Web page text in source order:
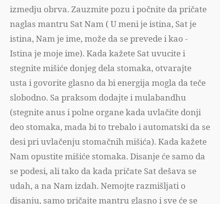
izmedju obrva. Zauzmite pozu i počnite da pričate
naglas mantru Sat Nam ( U meni je istina, Sat je
istina, Nam je ime, može da se prevede i kao -
Istina je moje ime). Kada kažete Sat uvucite i
stegnite mišiće donjeg dela stomaka, otvarajte
usta i govorite glasno da bi energija mogla da teče
slobodno. Sa praksom dodajte i mulabandhu
(stegnite anus i polne organe kada uvlačite donji
deo stomaka, mada bi to trebalo i automatski da se
desi pri uvlačenju stomačnih mišića). Kada kažete
Nam opustite mišiće stomaka. Disanje će samo da
se podesi, ali tako da kada pričate Sat dešava se
udah, a na Nam izdah. Nemojte razmišljati o
disanju, samo pričajte mantru glasno i sve će se